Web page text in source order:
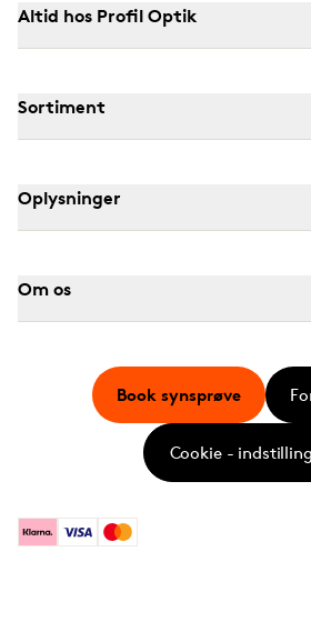
Altid hos Profil Optik
Sortiment
Oplysninger
Om os
KlarnaVisa Mastercard
Book synsprøve
Cookie -